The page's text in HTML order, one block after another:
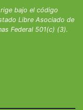
bajo el código
Libre Asociado de
Federal 501(c) (3).